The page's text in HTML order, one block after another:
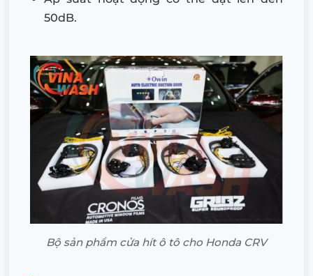
50dB.
Bộ sản phẩm cửa hít ô tô cho Honda CRV